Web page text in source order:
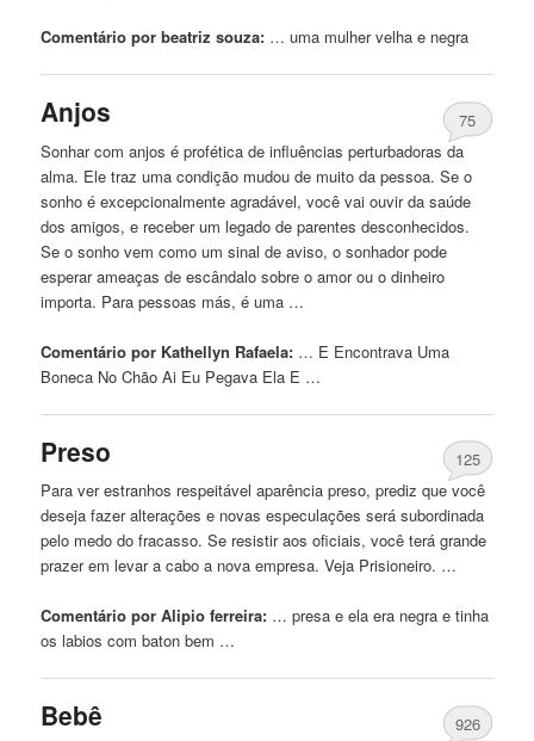
Comentário por beatriz souza: … uma mulher velha e negra
Anjos
75
Sonhar com anjos é profética de influências perturbadoras da
alma. Ele traz uma condição mudou de muito da pessoa. Se o
sonho é excepcionalmente agradável, você vai ouvir da saúde
dos amigos, e receber um legado de parentes desconhecidos.
Se o sonho vem como um sinal de aviso, o sonhador pode
esperar ameaças de escândalo sobre o amor ou o dinheiro
importa. Para pessoas más, é uma …
Comentário por Kathellyn Rafaela: … E Encontrava Uma
Boneca No Chão Ai Eu Pegava Ela E …
Preso
125
Para ver estranhos respeitável aparência preso, prediz que você
deseja fazer alterações e novas especulações será subordinada
pelo medo do fracasso. Se resistir aos oficiais, você terá grande
prazer em levar a cabo a nova empresa. Veja Prisioneiro. …
Comentário por Alipio ferreira: … presa e ela era negra e tinha
os labios com baton bem …
Bebê
926